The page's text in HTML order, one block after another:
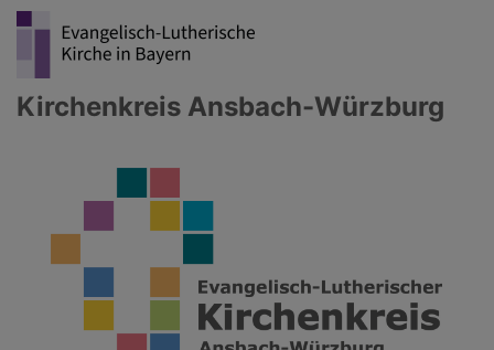
Direkt
Inhalt
Kirchenkreis Ansbach-Würzburg